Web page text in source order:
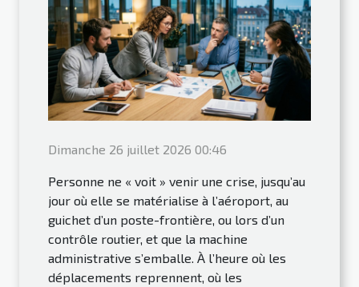
Dimanche 26 juillet 2026 00:46
Personne ne « voit » venir une crise, jusqu’au
jour où elle se matérialise à l’aéroport, au
guichet d’un poste-frontière, ou lors d’un
contrôle routier, et que la machine
administrative s’emballe. À l’heure où les
déplacements reprennent, où les